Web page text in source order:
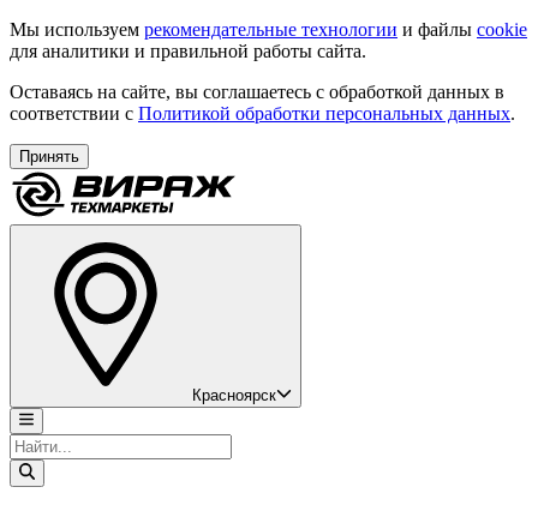
Мы используем рекомендательные технологии и файлы cookie
для аналитики и правильной работы сайта.
Оставаясь на сайте, вы соглашаетесь с обработкой данных в
соответствии с Политикой обработки персональных данных.
Принять
Красноярск